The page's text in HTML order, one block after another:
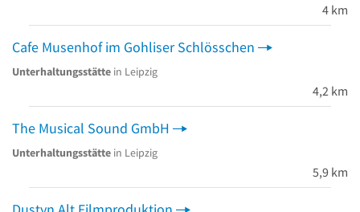
4 km
Cafe Musenhof im Gohliser Schlösschen
Unterhaltungsstätte in Leipzig
4,2 km
The Musical Sound GmbH
Unterhaltungsstätte in Leipzig
5,9 km